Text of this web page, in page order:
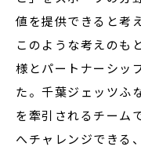
値を提供できると考
このような考えのも
様とパートナーシッ
た。千葉ジェッツふ
を牽引されるチーム
へチャレンジできる